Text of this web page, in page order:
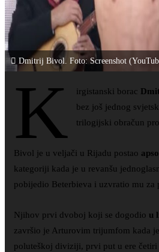
Dmitrij Bivol. Foto: Screenshot
K irgistanski borac
bez još jednog
trilogijski obračun
Bivol je u veljači u Rijadu postao
kategoriji kada je u revanšu
pobijedio Beterbieva i uzvratio mu za
Njihov prvi dvoboj koji se dogodio u
završio je Arturovim trijumfom kada
poluteškoj diviziji, prvi put u ere četiri